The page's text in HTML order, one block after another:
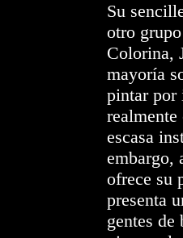
Su
otro
Colorina,
mayoría
pintar por
realmente
escasa
embargo,
ofrece su
presenta
gentes de